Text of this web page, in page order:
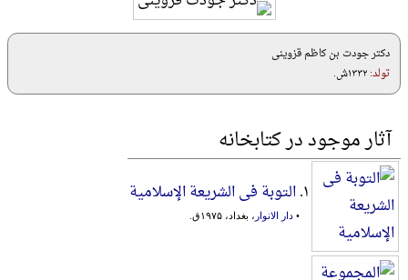
دکتر جودت بن کاظم قزوینی
تولد:۱۳۳۲ش.
آثار موجود در کتابخانه
۱. التوبة فی الشریعة الإسلامیة
• دار الانوار ، بغداد، ۱۹۷۵ق.